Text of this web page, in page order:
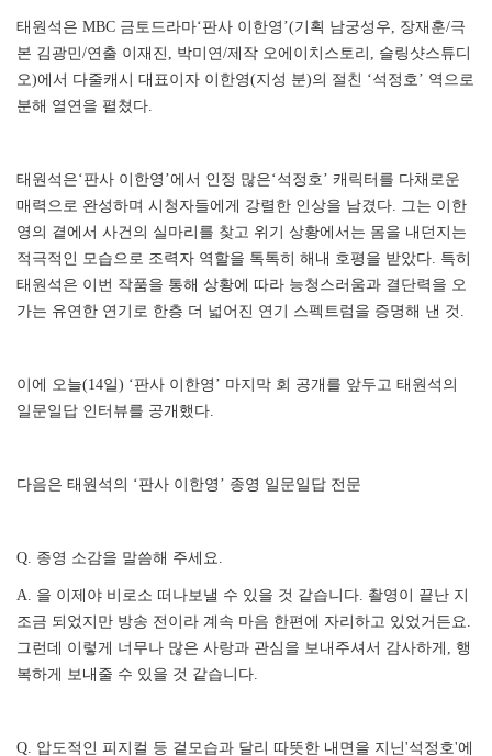
태원석은 MBC 금토드라마‘판사 이한영’(기획 남궁성우, 장재훈/극
본 김광민/연출 이재진, 박미연/제작 오에이치스토리, 슬링샷스튜디
오)에서 다줄캐시 대표이자 이한영(지성 분)의 절친 ‘석정호’ 역으로
분해 열연을 펼쳤다.
태원석은‘판사 이한영’에서 인정 많은‘석정호’ 캐릭터를 다채로운
매력으로 완성하며 시청자들에게 강렬한 인상을 남겼다. 그는 이한
영의 곁에서 사건의 실마리를 찾고 위기 상황에서는 몸을 내던지는
적극적인 모습으로 조력자 역할을 톡톡히 해내 호평을 받았다. 특히
태원석은 이번 작품을 통해 상황에 따라 능청스러움과 결단력을 오
가는 유연한 연기로 한층 더 넓어진 연기 스펙트럼을 증명해 낸 것.
이에 오늘(14일) ‘판사 이한영’ 마지막 회 공개를 앞두고 태원석의
일문일답 인터뷰를 공개했다.
다음은 태원석의 ‘판사 이한영’ 종영 일문일답 전문
Q. 종영 소감을 말씀해 주세요.
A. 을 이제야 비로소 떠나보낼 수 있을 것 같습니다. 촬영이 끝난 지
조금 되었지만 방송 전이라 계속 마음 한편에 자리하고 있었거든요.
그런데 이렇게 너무나 많은 사랑과 관심을 보내주셔서 감사하게, 행
복하게 보내줄 수 있을 것 같습니다.
Q. 압도적인 피지컬 등 겉모습과 달리 따뜻한 내면을 지닌'석정호'에